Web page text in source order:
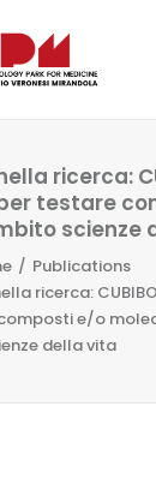
ricerca:
testare
scienze
Publications
ricerca:
e/o
della vita